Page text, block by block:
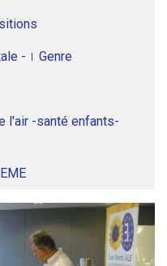
- Genre
l'air -santé enfants-